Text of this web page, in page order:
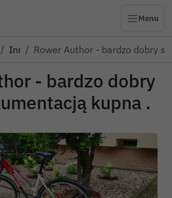
Menu
Inne Rower Author - bardzo dobry
- bardzo dobry
kupna .